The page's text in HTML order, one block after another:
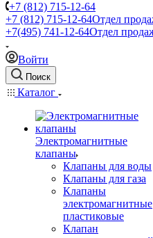
+7 (812) 715-12-64
+7 (812) 715-12-64Отдел
+7(495) 741-12-64Отдел
Войти
Поиск
Каталог
Электромагнитные
клапаны
Клапаны для воды
Клапаны для газа
Клапаны
электромагнитные
пластиковые
Клапан